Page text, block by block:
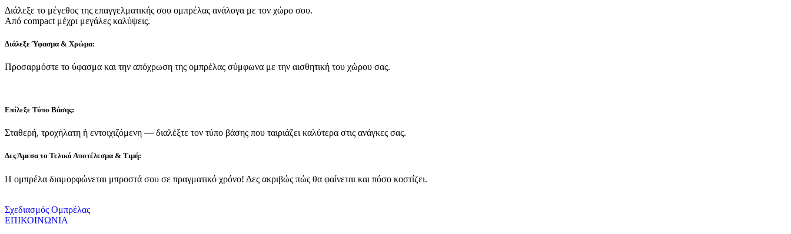
Διάλεξε το μέγεθος της επαγγελματικής σου ομπρέλας ανάλογα με τον χώρο σου.
Από compact μέχρι μεγάλες καλύψεις.
Διάλεξε Ύφασμα & Χρώμα:
Προσαρμόστε το ύφασμα και την απόχρωση της ομπρέλας σύμφωνα με την αισθητική του χώρου σας.
Επίλεξε Τύπο Βάσης:
Σταθερή, τροχήλατη ή εντοιχιζόμενη — διαλέξτε τον τύπο βάσης που ταιριάζει καλύτερα στις ανάγκες σας.
Δες Άμεσα το Τελικό Αποτέλεσμα & Τιμή:
Η ομπρέλα διαμορφώνεται μπροστά σου σε πραγματικό χρόνο! Δες ακριβώς πώς θα φαίνεται και πόσο κοστίζει.
Σχεδιασμός Ομπρέλας
ΕΠΙΚΟΙΝΩΝΙΑ